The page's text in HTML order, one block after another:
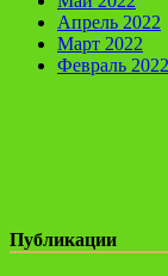
Апрель 2022
Март 2022
Февраль 2022
Публикации